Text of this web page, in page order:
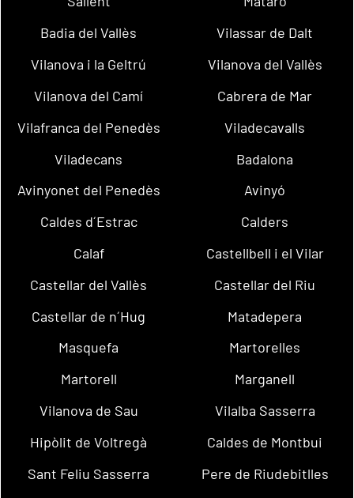
Badia del Vallès
Vilassar de Dalt
Vilanova i la Geltrú
Vilanova del Vallès
Vilanova del Camí
Cabrera de Mar
Vilafranca del Penedès
Viladecavalls
Viladecans
Badalona
Avinyonet del Penedès
Avinyó
Caldes d´Estrac
Calders
Calaf
Castellbell i el Vilar
Castellar del Vallès
Castellar del Riu
Castellar de n´Hug
Matadepera
Masquefa
Martorelles
Martorell
Marganell
Vilanova de Sau
Vilalba Sasserra
Hipòlit de Voltregà
Caldes de Montbui
Sant Feliu Sasserra
Pere de Riudebitlles